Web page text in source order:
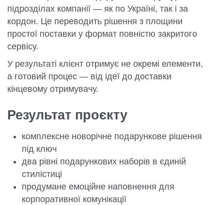
підрозділах компанії — як по Україні, так і за
кордон. Це переводить рішення з площини
простої поставки у формат повністю закритого
сервісу.
У результаті клієнт отримує не окремі елементи,
а готовий процес — від ідеї до доставки
кінцевому отримувачу.
Результат проєкту
комплексне новорічне подарункове рішення
під ключ
два рівні подарункових наборів в єдиній
стилістиці
продумане емоційне наповнення для
корпоративної комунікації